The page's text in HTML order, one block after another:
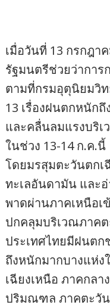
เมื่อวันที่ 13 กรกฎ
รัฐมนตรีช่วยว่าการ
ตามที่กรมอุตุนิยมวิ
13 เรื่องฝนตกหนัก
และคลื่นลมแรงบริ
ในช่วง 13-14 ก.ค.นี้
โดยมรสุมตะวันตกเ
ทะเลอันดามัน และ
พาดผ่านภาคเหนือ
ปกคลุมบริเวณภาคต
ประเทศไทยมีฝนต
ถึงหนักมากบางแห่
เฉียงเหนือ ภาคกลา
ปริมณฑล ภาคตะวัน